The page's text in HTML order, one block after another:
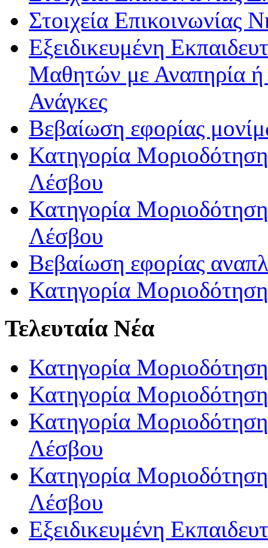
Στοιχεία Επικοινωνίας
Εξειδικευμένη
Μαθητών με Αναπηρία ή /
Ανάγκες
Βεβαίωση εφορίας
Κατηγορία
Λέσβου
Κατηγορία
Λέσβου
Βεβαίωση εφορίας
Κατηγορία
Τελευταία Νέα
Κατηγορία
Κατηγορία
Κατηγορία
Λέσβου
Κατηγορία
Λέσβου
Εξειδικευμένη